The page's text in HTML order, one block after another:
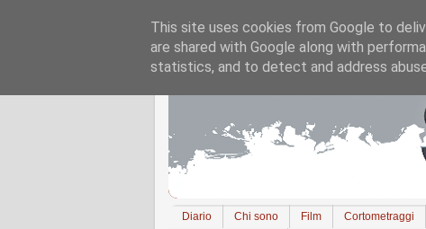
Diario Chi sono Film Cortometraggi
This site uses cookies from Google to
are shared with Google along with
statistics, and to detect and address